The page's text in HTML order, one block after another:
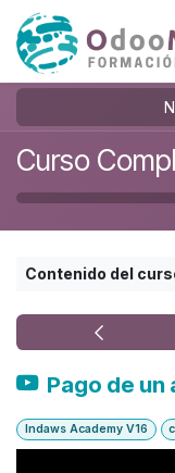
Ir al contenido
Curso
Contenido del
Indaws Academy V16